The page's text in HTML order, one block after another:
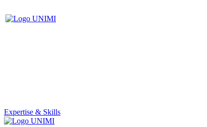
Expertise & Skills